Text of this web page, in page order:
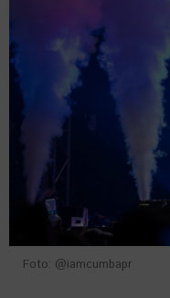
Foto: @iamcumbapr